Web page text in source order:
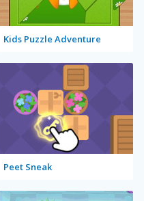
Kids Puzzle Adventure
Peet Sneak